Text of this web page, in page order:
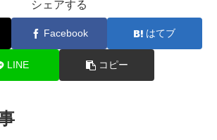
シェアする
Facebook はてブ
LINE コピー